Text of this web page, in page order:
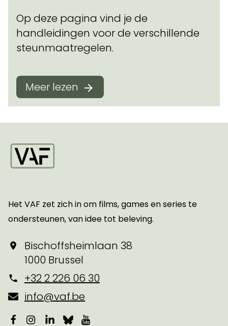
Op deze pagina vind je de
handleidingen voor de verschillende
steunmaatregelen.
Meer lezen
Het VAF zet zich in om films, games en series te
ondersteunen, van idee tot beleving.
Bischoffsheimlaan 38
1000 Brussel
+32 2 226 06 30
info@vaf.be
Facebook
Instagram
LinkedIn
Bluesky